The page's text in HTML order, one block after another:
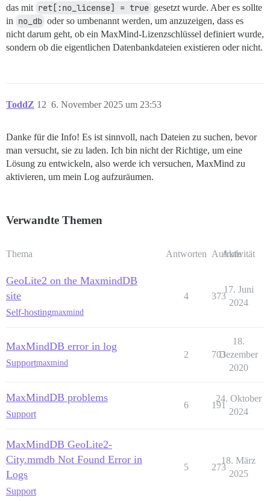
das mit ret[:no_license] = true gesetzt wurde. Aber es sollte
in no_db oder so umbenannt werden, um anzuzeigen, dass es
nicht darum geht, ob ein MaxMind-Lizenzschlüssel definiert wurde,
sondern ob die eigentlichen Datenbankdateien existieren oder nicht.
ToddZ 6. November 2025 um 23:53
12
Danke für die Info! Es ist sinnvoll, nach Dateien zu suchen, bevor
man versucht, sie zu laden. Ich bin nicht der Richtige, um eine
Lösung zu entwickeln, also werde ich versuchen, MaxMind zu
aktivieren, um mein Log aufzuräumen.
Verwandte Themen
Thema Antworten Aufrufe
Aktivität
GeoLite2 on the MaxmindDB
site
Self-hostingmaxmind
4 373
17. Juni
2024
MaxMindDB error in log
Supportmaxmind
2 703
18.
Dezember
2020
MaxMindDB problems
Support
6 191
24. Oktober
2024
MaxMindDB GeoLite2-
City.mmdb Not Found Error in
Logs
Support
5 273
18. März
2025